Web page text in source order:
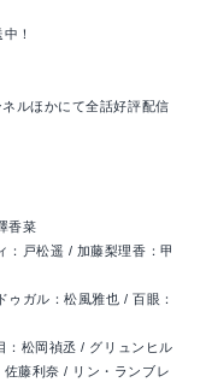
！
ルほかにて全話好評配信
香菜
：戸松遥 / 加藤梨理香：甲
ゥガル：松風雅也 / 百眼：
：松岡禎丞 / グリュンヒル
藤利奈 / リン・ランブレ